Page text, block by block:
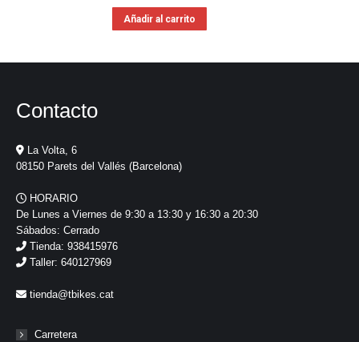
Añadir al carrito
Contacto
La Volta, 6
08150 Parets del Vallés (Barcelona)
HORARIO
De Lunes a Viernes de 9:30 a 13:30 y 16:30 a 20:30
Sábados: Cerrado
Tienda: 938415976
Taller: 640127969
tienda@tbikes.cat
Carretera